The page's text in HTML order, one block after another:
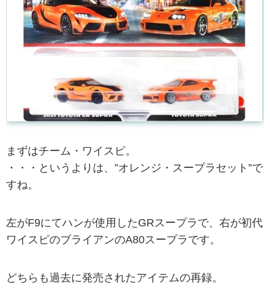
まずはチーム・ワイスピ。
・・・というよりは、”オレンジ・スープラセット”で
すね。
左がF9にてハンが使用したGRスープラで、右が初代
ワイスピのブライアンのA80スープラです。
どちらも過去に発売されたアイテムの再録。